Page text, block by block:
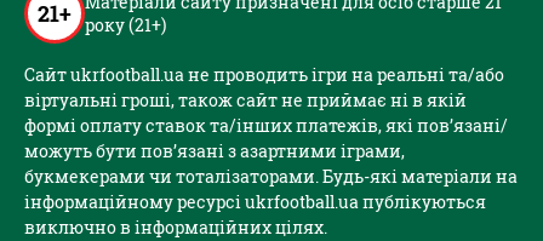
21+ року (21+)
Сайт ukrfootball.ua не проводить ігри на реальні та/або
віртуальні гроші, також сайт не приймає ні в якій
формі оплату ставок та/інших платежів, які пов’язані/
можуть бути пов’язані з азартними іграми,
букмекерами чи тоталізаторами. Будь-які матеріали на
інформаційному ресурсі ukrfootball.ua публікуються
виключно в інформаційних цілях.